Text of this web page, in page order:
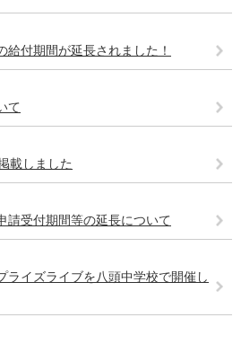
付期間が延長されました！
て
載しました
請受付期間等の延長について
ライズライブを八頭中学校で開催し